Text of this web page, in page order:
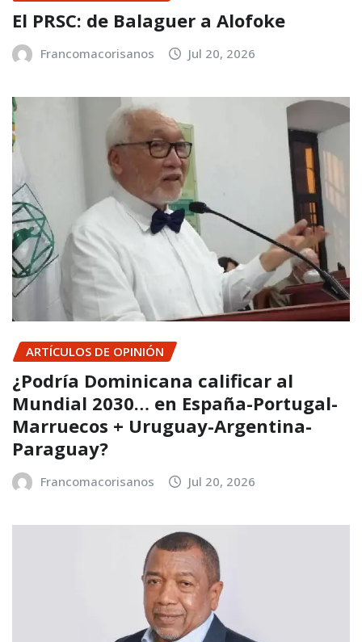
El PRSC: de Balaguer a Alofoke
Francomacorisanos Jul 20, 2026
ARTÍCULOS DE OPINIÓN
¿Podría Dominicana calificar al
Mundial 2030… en España-Portugal-
Marruecos + Uruguay-Argentina-
Paraguay?
Francomacorisanos Jul 20, 2026